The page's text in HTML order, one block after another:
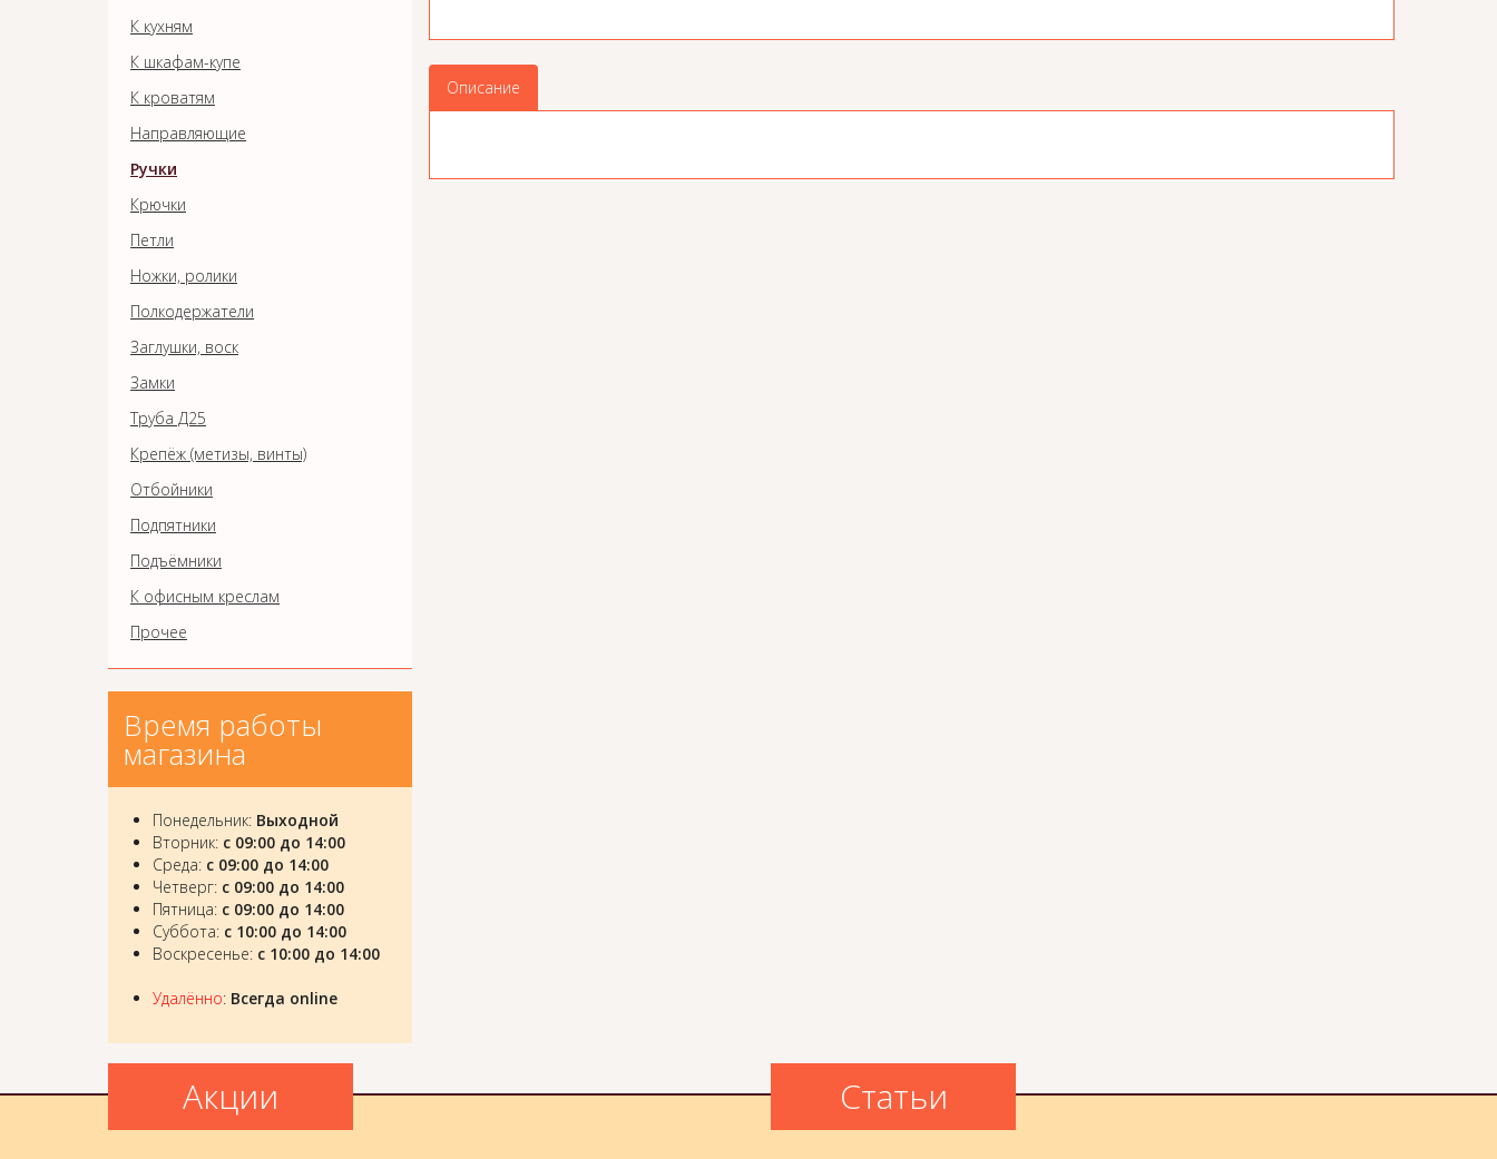
Описание
К кухням
К шкафам-купе
К кроватям
Направляющие
Ручки
Крючки
Петли
Ножки, ролики
Полкодержатели
Заглушки, воск
Замки
Труба Д25
Крепёж (метизы, винты)
Отбойники
Подпятники
Подъёмники
К офисным креслам
Прочее
Время работы
магазина
Понедельник: Выходной
Вторник: с 09:00 до 14:00
Среда: с 09:00 до 14:00
Четверг: с 09:00 до 14:00
Пятница: с 09:00 до 14:00
Суббота: с 10:00 до 14:00
Воскресенье: с 10:00 до 14:00
Удалённо: Всегда online
Акции Статьи